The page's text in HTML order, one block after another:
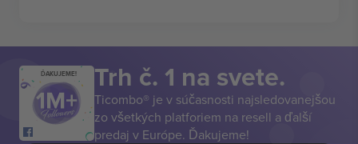
ĎAKUJEME! Trh č. 1 na svete.
Ticombo® je v súčasnosti najsledovanejšou
zo všetkých platforiem na resell a ďalší
predaj v Európe. Ďakujeme!